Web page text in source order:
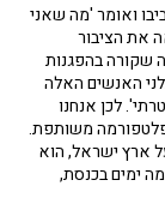
ואומר 'מה שאני
את הציבור
שקורה בהפגנות
האנשים האלה
לכן אנחנו
משותפת.
ארץ ישראל, הוא
ימים בכנסת,